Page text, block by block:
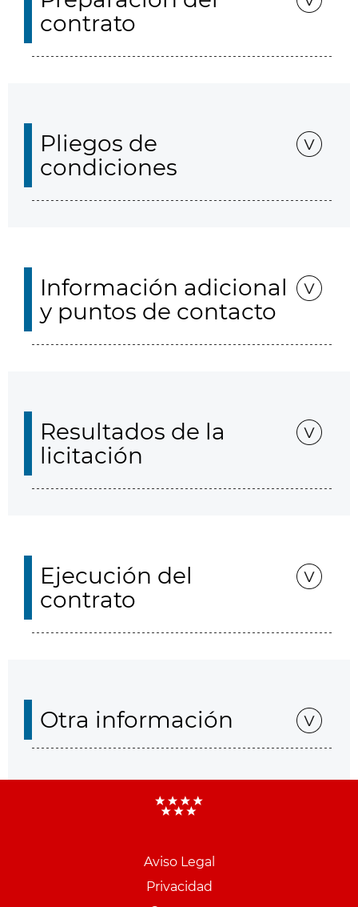
contrato
Pliegos de
condiciones
Información adicional
y puntos de contacto
Resultados de la
licitación
Ejecución del
contrato
Otra información
Aviso Legal
Privacidad